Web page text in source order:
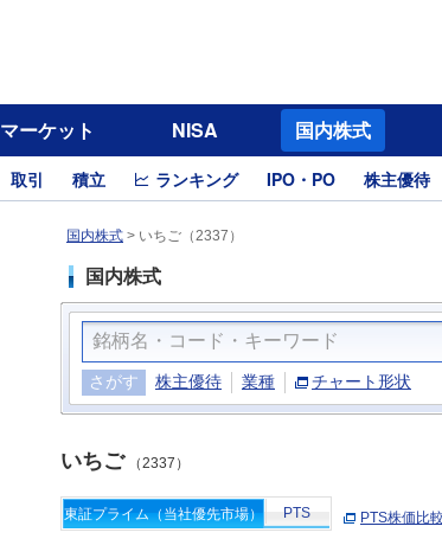
マーケット NISA 国内株式
取引 積立 ランキング IPO・PO 株主優待
国内株式 > いちご（2337）
国内株式
さがす 株主優待 業種 チャート形状
いちご（2337）
東証プライム（当社優先市場） PTS PTS株価比較